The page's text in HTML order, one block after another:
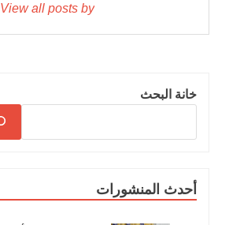
View all posts by أيهم الندّار →
خانة البحث
أحدث المنشورات